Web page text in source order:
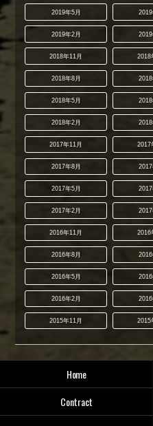
2019年5月 2019
2019年2月 2019
2018年11月 2018
2018年8月 2018
2018年5月 2018
2018年2月 2018
2017年11月 2017
2017年8月 2017
2017年5月 2017
2017年2月 2017
2016年11月 2016
2016年8月 2016
2016年5月 2016
2016年2月 2016
2015年11月 2015
Home
Contract